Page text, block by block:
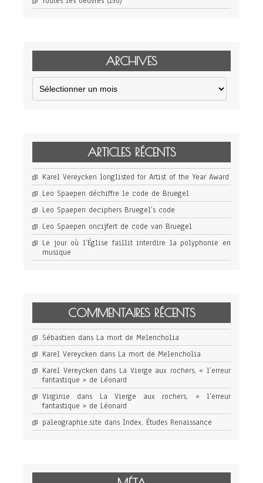
ARCHIVES
Archives
ARTICLES RÉCENTS
Karel Vereycken longlisted for Artist of the Year Award
Leo Spaepen déchiffre le code de Bruegel
Leo Spaepen deciphers Bruegel’s code
Leo Spaepen oncijfert de code van Bruegel
Le jour où l’Église faillit interdire la polyphonie en
musique
COMMENTAIRES RÉCENTS
Sébastien dans La mort de Melencholia
Karel Vereycken dans La mort de Melencholia
Karel Vereycken dans La Vierge aux rochers, « l’erreur
fantastique » de Léonard
Virginie dans La Vierge aux rochers, « l’erreur
fantastique » de Léonard
paleographie.site dans Index, Études Renaissance